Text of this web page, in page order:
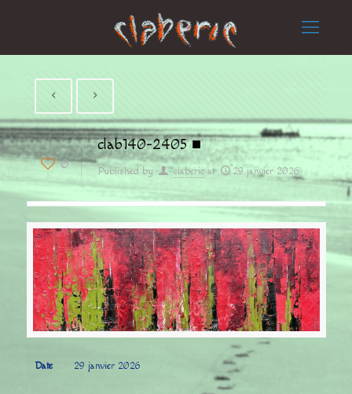
0
clab140-2405 ■
Published by claberic at 29 janvier 2026
Date 29 janvier 2026